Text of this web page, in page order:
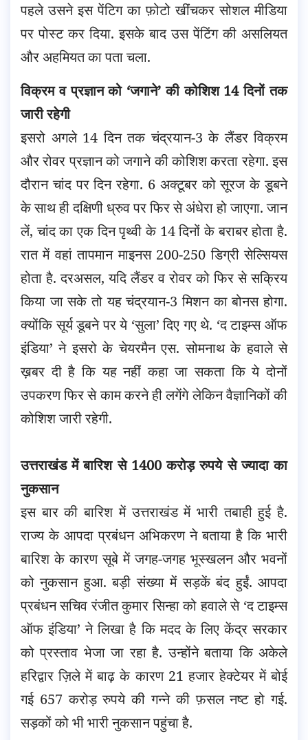
पहले उसने इस पेंटिग का फ़ोटो खींचकर सोशल मीडिया
पर पोस्ट कर दिया. इसके बाद उस पेंटिंग की असलियत
और अहमियत का पता चला.
विक्रम व प्रज्ञान को ‘जगाने’ की कोशिश 14 दिनों तक
जारी रहेगी
इसरो अगले 14 दिन तक चंद्रयान-3 के लैंडर विक्रम
और रोवर प्रज्ञान को जगाने की कोशिश करता रहेगा. इस
दौरान चांद पर दिन रहेगा. 6 अक्टूबर को सूरज के डूबने
के साथ ही दक्षिणी ध्रुव पर फिर से अंधेरा हो जाएगा. जान
लें, चांद का एक दिन पृथ्वी के 14 दिनों के बराबर होता है.
रात में वहां तापमान माइनस 200-250 डिग्री सेल्सियस
होता है. दरअसल, यदि लैंडर व रोवर को फिर से सक्रिय
किया जा सके तो यह चंद्रयान-3 मिशन का बोनस होगा.
क्योंकि सूर्य डूबने पर ये ‘सुला’ दिए गए थे. ‘द टाइम्स ऑफ
इंडिया’ ने इसरो के चेयरमैन एस. सोमनाथ के हवाले से
ख़बर दी है कि यह नहीं कहा जा सकता कि ये दोनों
उपकरण फिर से काम करने ही लगेंगे लेकिन वैज्ञानिकों की
कोशिश जारी रहेगी.
उत्तराखंड में बारिश से 1400 करोड़ रुपये से ज्यादा का
नुकसान
इस बार की बारिश में उत्तराखंड में भारी तबाही हुई है.
राज्य के आपदा प्रबंधन अभिकरण ने बताया है कि भारी
बारिश के कारण सूबे में जगह-जगह भूस्खलन और भवनों
को नुकसान हुआ. बड़ी संख्या में सड़कें बंद हुईं. आपदा
प्रबंधन सचिव रंजीत कुमार सिन्हा को हवाले से ‘द टाइम्स
ऑफ इंडिया’ ने लिखा है कि मदद के लिए केंद्र सरकार
को प्रस्ताव भेजा जा रहा है. उन्होंने बताया कि अकेले
हरिद्वार ज़िले में बाढ़ के कारण 21 हजार हेक्टेयर में बोई
गई 657 करोड़ रुपये की गन्ने की फ़सल नष्ट हो गई.
सड़कों को भी भारी नुकसान पहुंचा है.